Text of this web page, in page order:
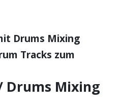
Drums Mixing
Tracks zum
Drums Mixing